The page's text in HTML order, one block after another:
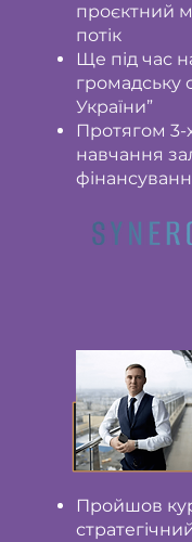
проєктний
потік
Ще під час
громадську
України”
Протягом 3-
навчання
Пройшов